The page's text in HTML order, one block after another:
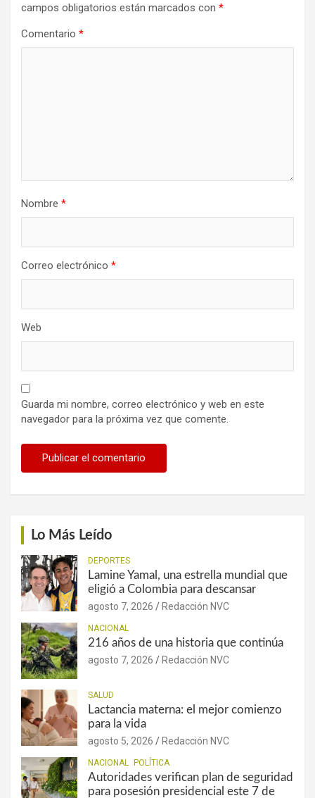
campos obligatorios están marcados con *
Comentario *
Nombre *
Correo electrónico *
Web
Guarda mi nombre, correo electrónico y web en este
navegador para la próxima vez que comente.
Lo Más Leído
DEPORTES
Lamine Yamal, una estrella mundial que
eligió a Colombia para descansar
agosto 7, 2026 Redacción NVC
NACIONAL
216 años de una historia que continúa
agosto 7, 2026 Redacción NVC
SALUD
Lactancia materna: el mejor comienzo
para la vida
agosto 5, 2026 Redacción NVC
NACIONAL POLÍTICA
Autoridades verifican plan de seguridad
para posesión presidencial este 7 de